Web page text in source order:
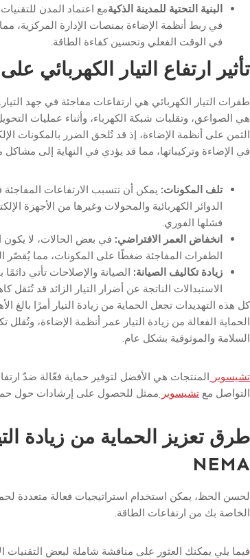
البنية التحتية للمدينة الذكية
في ربط أنظمة الإضاءة بمنصات الإدارة المركزية،
في الوقت الفعلي وتحسين كفاءة الطاقة.
تأثير ارتفاع التيار الكهربائي
طفرات التيار الكهربائي هي ارتفاعات مفاجئة في جهد
هي الصواعق، وتقلبات شبكة الكهرباء، وأثناء عمليات
الثمن على أنظمة الإضاءة، إذ قد تُلحق الضرر بالمكونات
في الإضاءة وتركيباتها، مما قد يؤدي في النهاية إلى مشاكل
تلف المكونات: يمكن أن تتسبب الارتفاعات المفاجئة
الدوائر الكهربائية والمحولات وغيرها من الأجهزة
فشلها الفوري.
انخفاض العمر الافتراضي: في بعض الحالات، لا
الطفرات المفاجئة ضغطًا على المكونات، مما يُقصّر
زيادة تكاليف الصيانة: الصيانة والإصلاحات تأتي
الاستبدالات الناتجة عن أضرار التيار الزائد قد تُثقل
الحماية الفعالة من زيادة التيار عمر أنظمة الإضاءة، وتُقلل
السلامة والموثوقية بشكل عام.
تشيسوير المنتجات هي الأفضل لتوفير حماية فعّالة ضدّ
التواصل مع تشيسوير ممثل للحصول على إرشادات حول
طرق تعزيز الحماية من زيادة
NEMA
الخاصة بك من ارتفاعات الطاقة.
فيما يلي يمكنك العثور على مناقشة شاملة لبعض التقنيات